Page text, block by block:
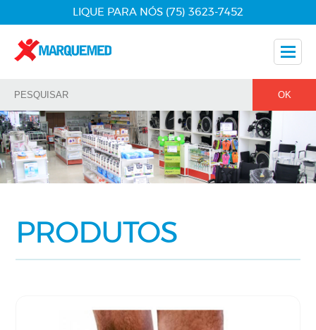
LIQUE PARA NÓS (75) 3623-7452
Nossos Produtos
Dicas
Fale Conosco
PRODUTOS